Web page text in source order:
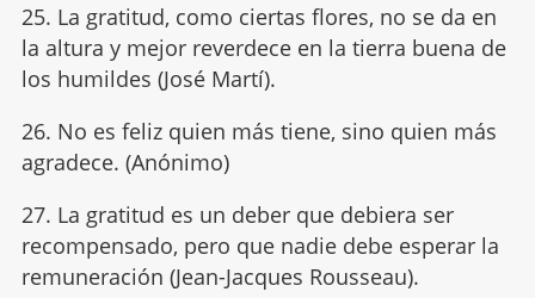
25. La gratitud, como ciertas flores, no se da en
la altura y mejor reverdece en la tierra buena de
los humildes (José Martí).
26. No es feliz quien más tiene, sino quien más
agradece. (Anónimo)
27. La gratitud es un deber que debiera ser
recompensado, pero que nadie debe esperar la
remuneración (Jean-Jacques Rousseau).